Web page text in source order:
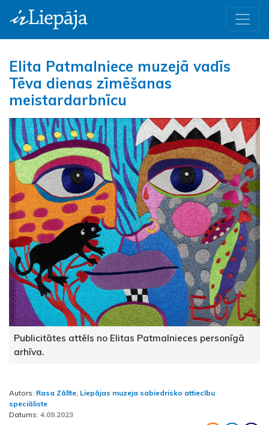
Elita Patmalniece muzejā vadīs
Tēva dienas zīmēšanas
meistardarbnīcu
Publicitātes attēls no Elitas Patmalnieces personīgā
arhīva.
Autors: Rasa Zālīte, Liepājas muzeja sabiedrisko attiecību
speciāliste
Datums: 4.09.2023